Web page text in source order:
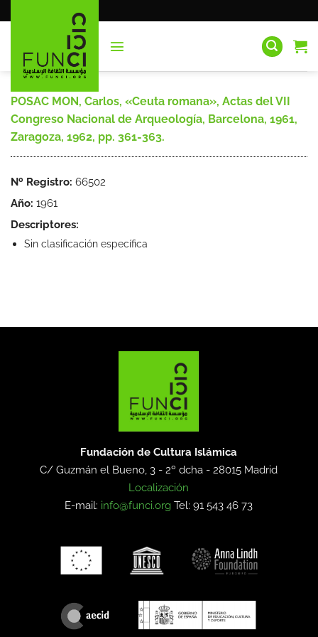
al
POSAC MON, Carlos, «Ceuta romana», Actas del VII
Congreso Nacional de Arqueología, Barcelona, 1961,
Zaragoza, 1962, pp. 361-363.
Nº Registro: 66502
Año: 1961
Descriptores:
Sin clasificación específica
Fundación de Cultura Islámica
C/ Guzmán el Bueno, 3 - 2º dcha -28015 Madrid
Localización
E-mail: info@funci.org Tel: 91 543 46 73